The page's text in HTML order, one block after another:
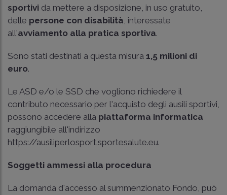
sportivi da mettere a disposizione, in uso gratuito,
delle persone con disabilità, interessate
all'avviamento alla pratica sportiva.
Sono stati destinati a questa misura 1,5 milioni di
euro.
Le ASD e/o le SSD che vogliono richiedere il
contributo necessario per l'acquisto degli ausili sportivi,
possono accedere alla piattaforma informatica
raggiungibile all'indirizzo
https://ausiliperlosport.sportesalute.eu.
Soggetti ammessi alla procedura
La domanda d'accesso al summenzionato Fondo, può